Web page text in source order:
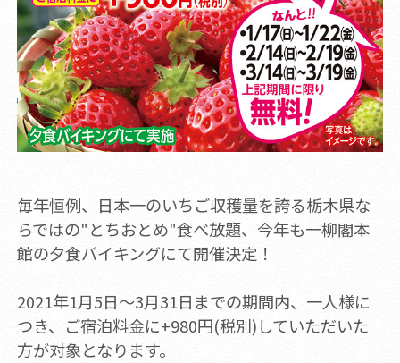
毎年恒例、日本一のいちご収穫量を誇る栃木県な
らではの"とちおとめ"食べ放題、今年も一柳閣本
館の夕食バイキングにて開催決定！
2021年1月5日～3月31日までの期間内、一人様に
つき、ご宿泊料金に+980円(税別)していただいた
方が対象となります。